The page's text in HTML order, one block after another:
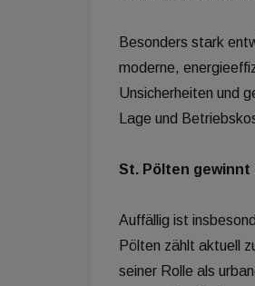
Besonders stark
moderne,
Unsicherheiten und
Lage und
St. Pölten
Auffällig ist
Pölten zählt aktuell
seiner Rolle als